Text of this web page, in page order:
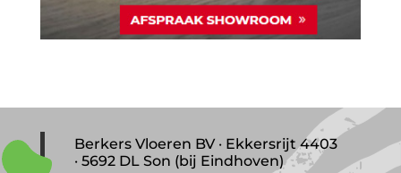
Berkers Vloeren BV · Ekkersrijt 4403
· 5692 DL Son (bij Eindhoven)